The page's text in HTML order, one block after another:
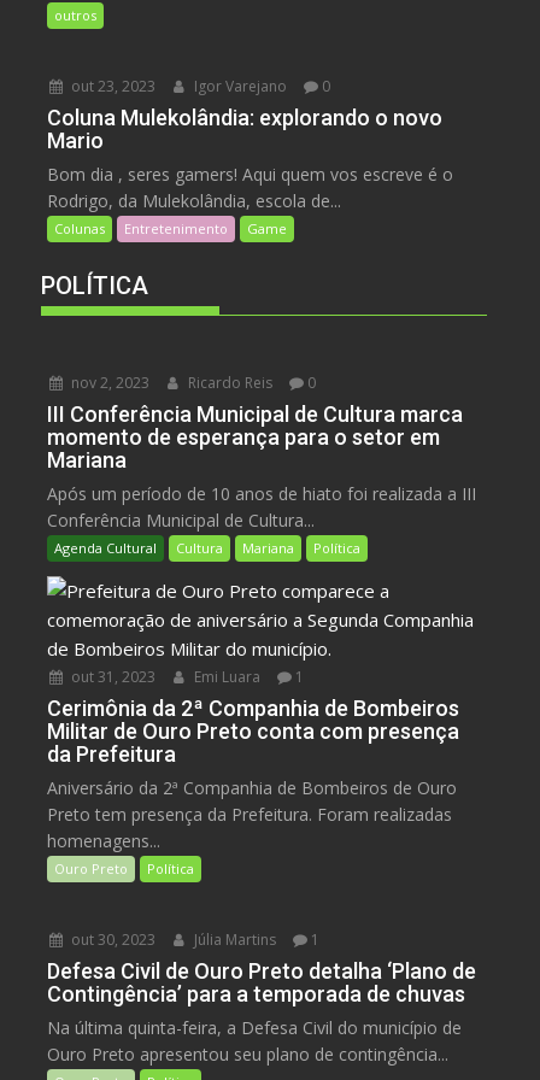
outros
out 23, 2023 Igor Varejano 0
Coluna Mulekolândia: explorando o novo
Mario
Bom dia , seres gamers! Aqui quem vos escreve é o
Rodrigo, da Mulekolândia, escola de...
Colunas Entretenimento Game
POLÍTICA
nov 2, 2023 Ricardo Reis 0
III Conferência Municipal de Cultura marca
momento de esperança para o setor em
Mariana
Após um período de 10 anos de hiato foi realizada a III
Conferência Municipal de Cultura...
Agenda Cultural Cultura Mariana Política
out 31, 2023 Emi Luara 1
Cerimônia da 2ª Companhia de Bombeiros
Militar de Ouro Preto conta com presença
da Prefeitura
Aniversário da 2ª Companhia de Bombeiros de Ouro
Preto tem presença da Prefeitura. Foram realizadas
homenagens...
Ouro Preto Política
out 30, 2023 Júlia Martins 1
Defesa Civil de Ouro Preto detalha ‘Plano de
Contingência’ para a temporada de chuvas
Na última quinta-feira, a Defesa Civil do município de
Ouro Preto apresentou seu plano de contingência...